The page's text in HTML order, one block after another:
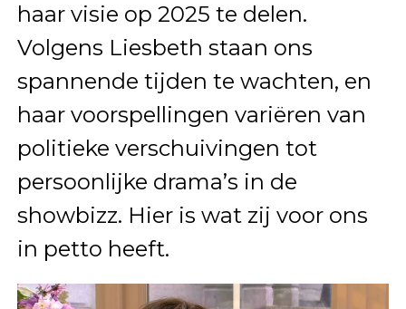
haar visie op 2025 te delen.
Volgens Liesbeth staan ons
spannende tijden te wachten, en
haar voorspellingen variëren van
politieke verschuivingen tot
persoonlijke drama’s in de
showbizz. Hier is wat zij voor ons
in petto heeft.